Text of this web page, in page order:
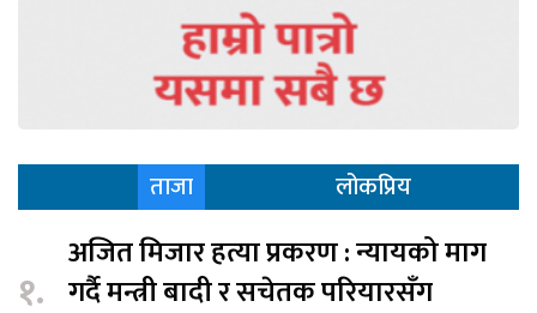
ताजा लोकप्रिय
१.
अजित मिजार हत्या प्रकरण : न्यायको माग
गर्दै मन्त्री बादी र सचेतक परियारसँग